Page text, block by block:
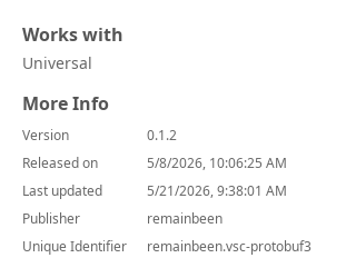
Works with
Universal
More Info
Version
0.1.2
Released on
5/8/2026, 10:06:25 AM
Last updated
5/21/2026, 9:38:01 AM
Publisher
remainbeen
Unique Identifier
remainbeen.vsc-protobuf3